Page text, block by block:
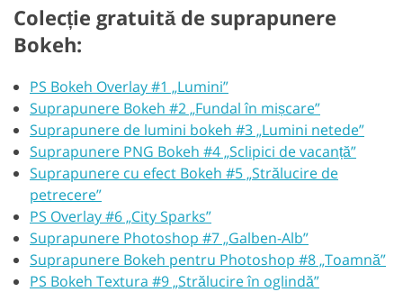
Colecție gratuită de suprapunere
Bokeh:
PS Bokeh Overlay #1 „Lumini”
Suprapunere Bokeh #2 „Fundal în mișcare”
Suprapunere de lumini bokeh #3 „Lumini netede”
Suprapunere PNG Bokeh #4 „Sclipici de vacanță”
Suprapunere cu efect Bokeh #5 „Strălucire de
petrecere”
PS Overlay #6 „City Sparks”
Suprapunere Photoshop #7 „Galben-Alb”
Suprapunere Bokeh pentru Photoshop #8 „Toamnă”
PS Bokeh Textura #9 „Strălucire în oglindă”